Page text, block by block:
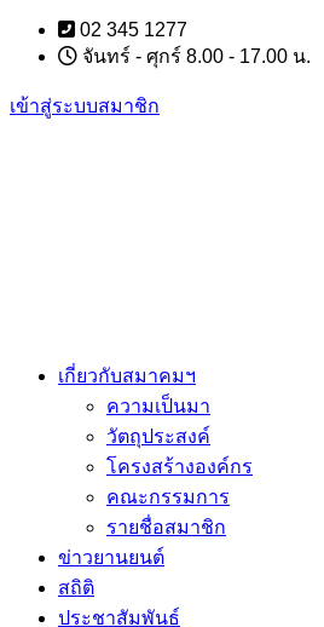
Skip
content
02 345 1277
จันทร์ - ศุกร์ 8.00 - 17.00 น.
เข้าสู่ระบบสมาชิก
เกี่ยวกับสมาคมฯ
ความเป็นมา
วัตถุประสงค์
โครงสร้างองค์กร
คณะกรรมการ
รายชื่อสมาชิก
ข่าวยานยนต์
สถิติ
ประชาสัมพันธ์